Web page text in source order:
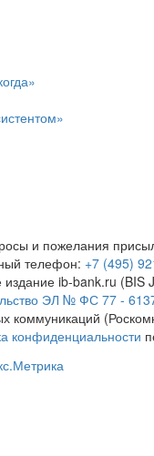
и пожелания
телефон: +7 (495)
издание ib-bank.ru (BIS
ЭЛ № ФС 77 -
коммуникаций
конфиденциальности